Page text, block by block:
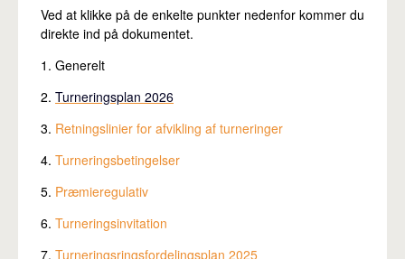
Ved at klikke på de enkelte punkter nedenfor kommer du
direkte ind på dokumentet.
1. Generelt
2. Turneringsplan 2026
3. Retningslinier for afvikling af turneringer
4. Turneringsbetingelser
5. Præmieregulativ
6. Turneringsinvitation
7. Turneringsringsfordelingsplan 2025